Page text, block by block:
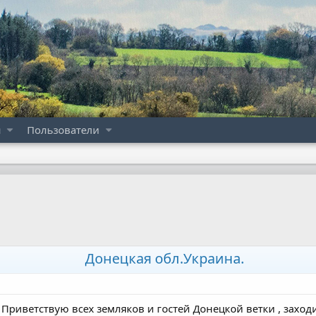
Пользователи
Донецкая обл.Украина.
всех земляков и гостей Донецкой ветки ,